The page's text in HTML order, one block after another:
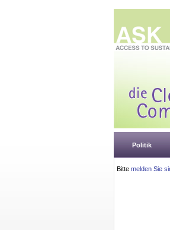
Politik
Bitte melden Sie